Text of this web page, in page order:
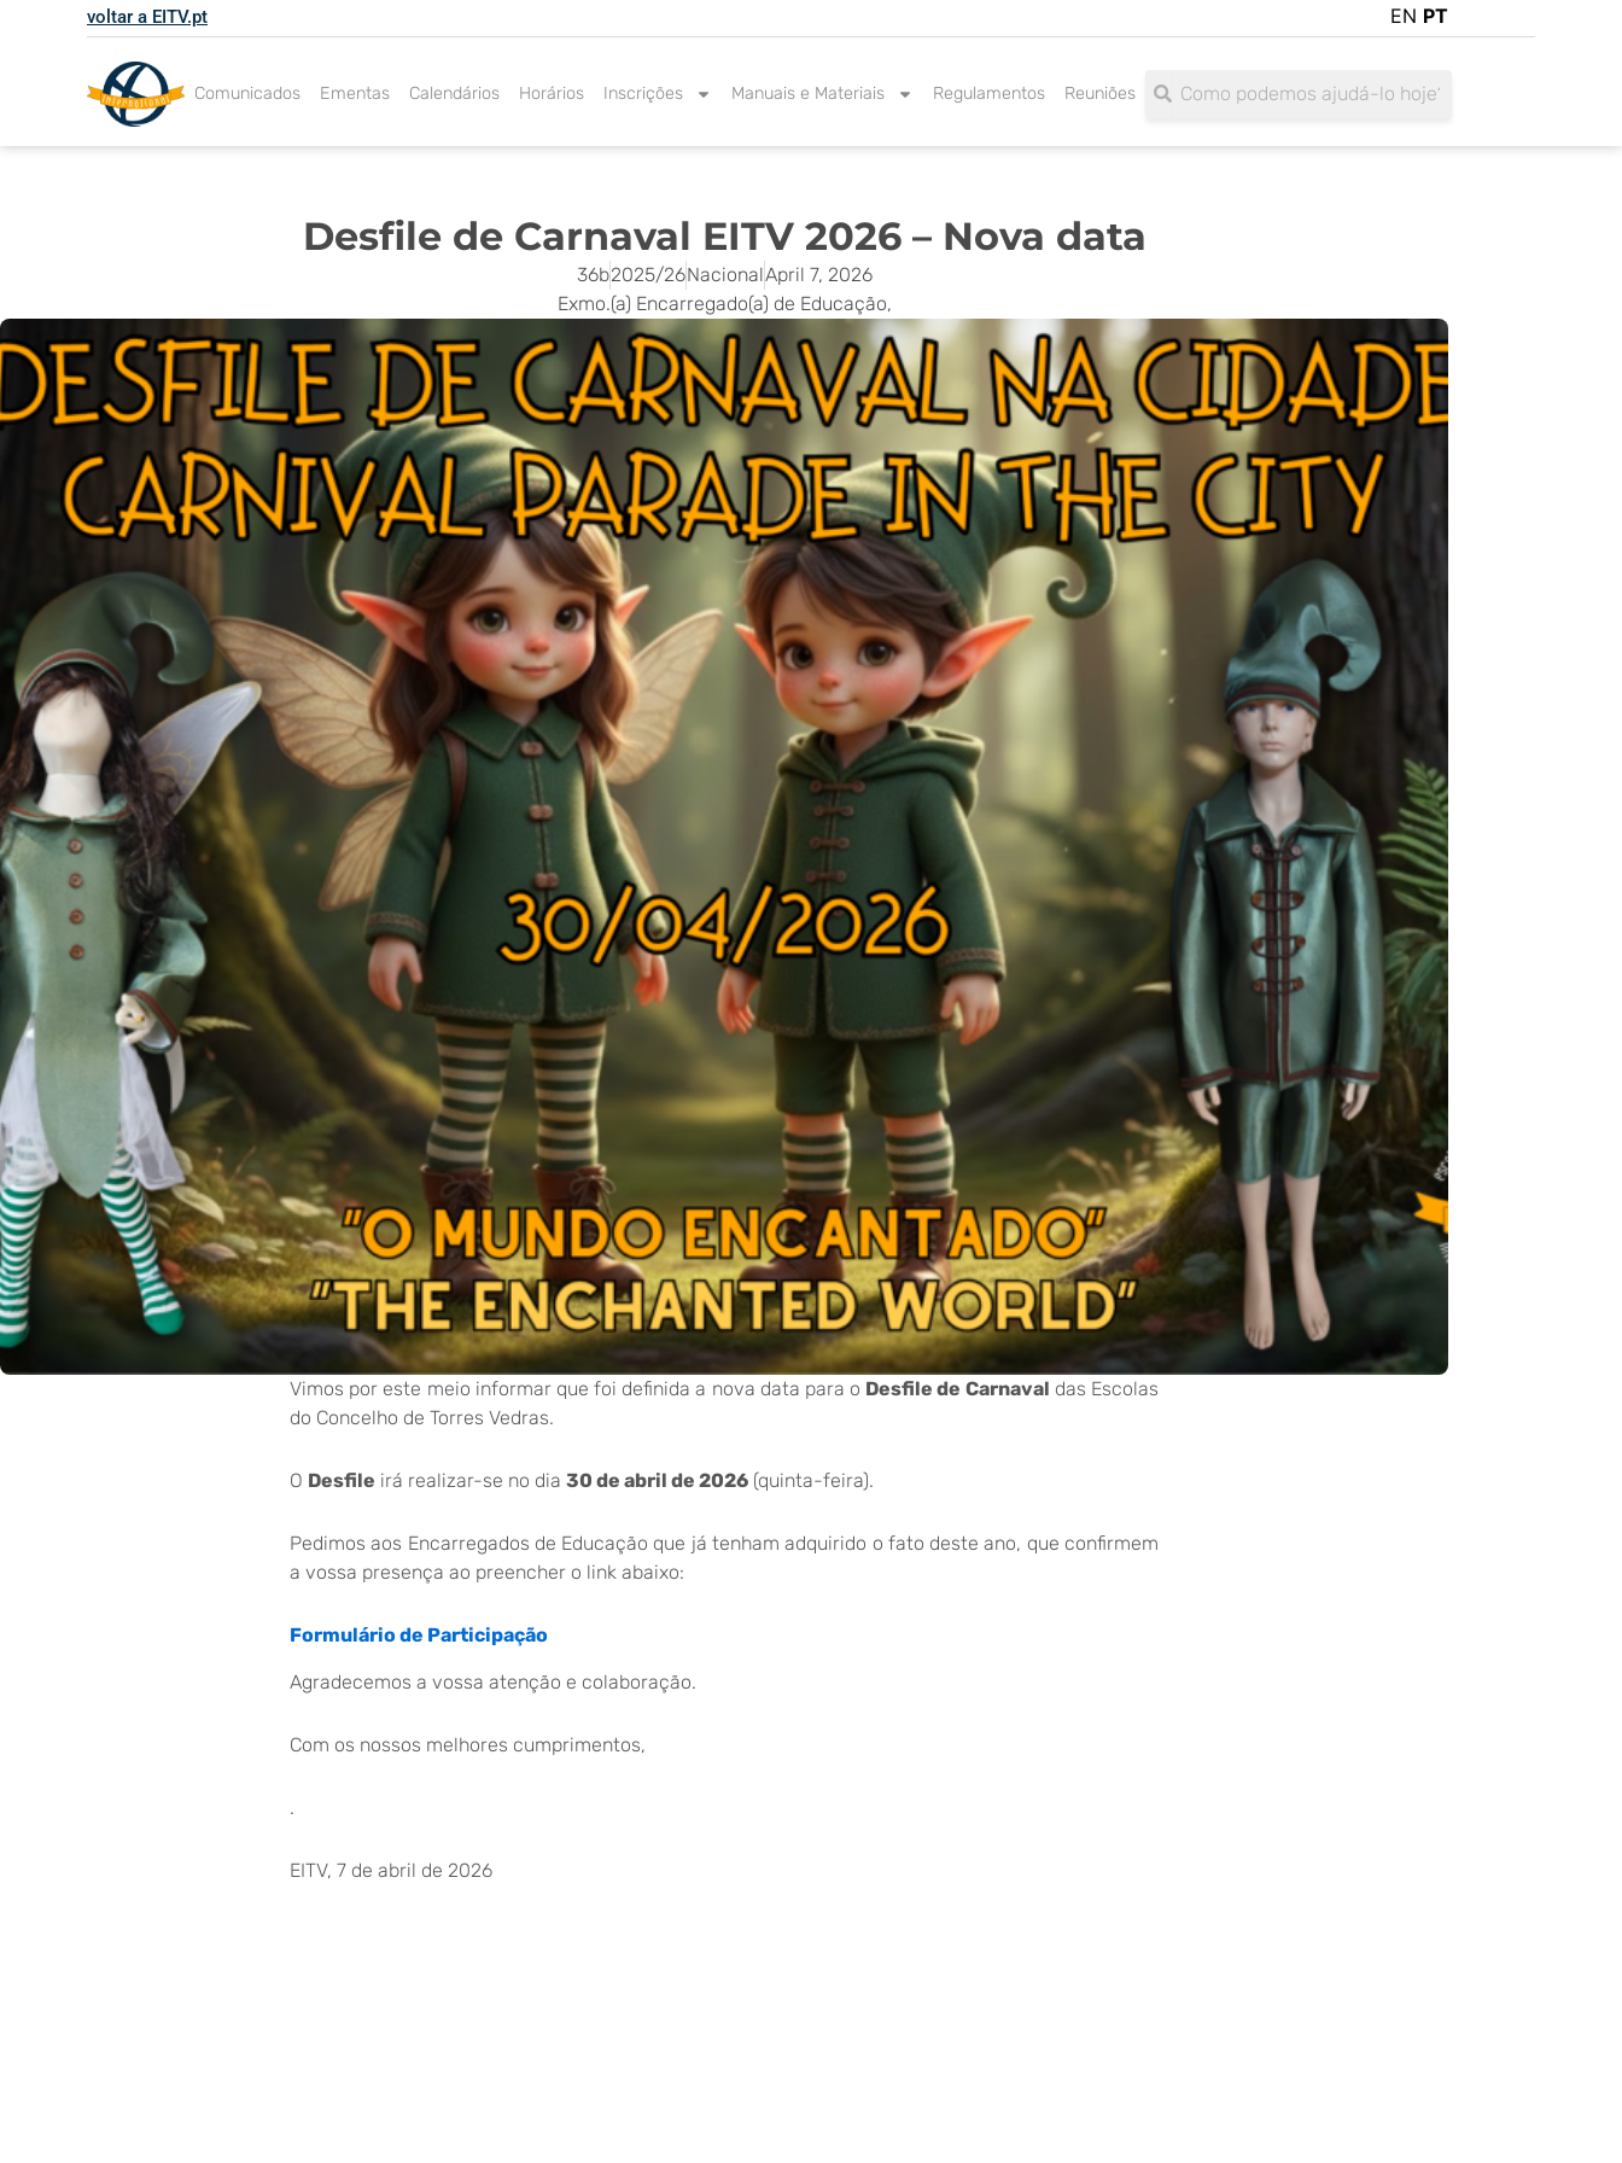
voltar a EITV.pt EN PT
Comunicados Ementas Calendários Horários Inscrições Manuais e Materiais Regulamentos Reuniões
SearchSearch
Desfile de Carnaval EITV 2026 – Nova data
36b2025/26NacionalApril 7, 2026
Exmo.(a) Encarregado(a) de Educação,
Vimos por este meio informar que foi definida a nova data para o Desfile de Carnaval das Escolas
do Concelho de Torres Vedras.
O Desfile irá realizar-se no dia 30 de abril de 2026 (quinta-feira).
Pedimos aos Encarregados de Educação que já tenham adquirido o fato deste ano, que confirmem
a vossa presença ao preencher o link abaixo:
Formulário de Participação
Agradecemos a vossa atenção e colaboração.
Com os nossos melhores cumprimentos,
.
EITV, 7 de abril de 2026